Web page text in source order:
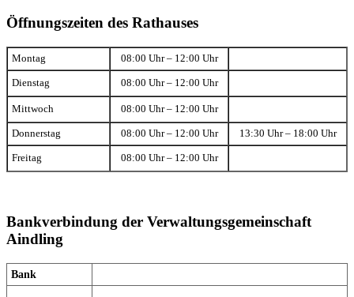
Öffnungszeiten des Rathauses
Montag 08:00 Uhr – 12:00 Uhr
Dienstag 08:00 Uhr – 12:00 Uhr
Mittwoch 08:00 Uhr – 12:00 Uhr
Donnerstag 08:00 Uhr – 12:00 Uhr 13:30 Uhr – 18:00 Uhr
Freitag 08:00 Uhr – 12:00 Uhr
Bankverbindung der Verwaltungsgemeinschaft
Aindling
Bank